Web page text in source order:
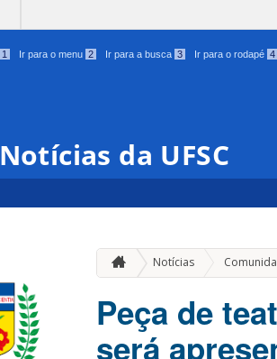
1 Ir para o menu 2 Ir para a busca 3 Ir para o rodapé 4
Notícias da UFSC
Notícias
Peça de
será